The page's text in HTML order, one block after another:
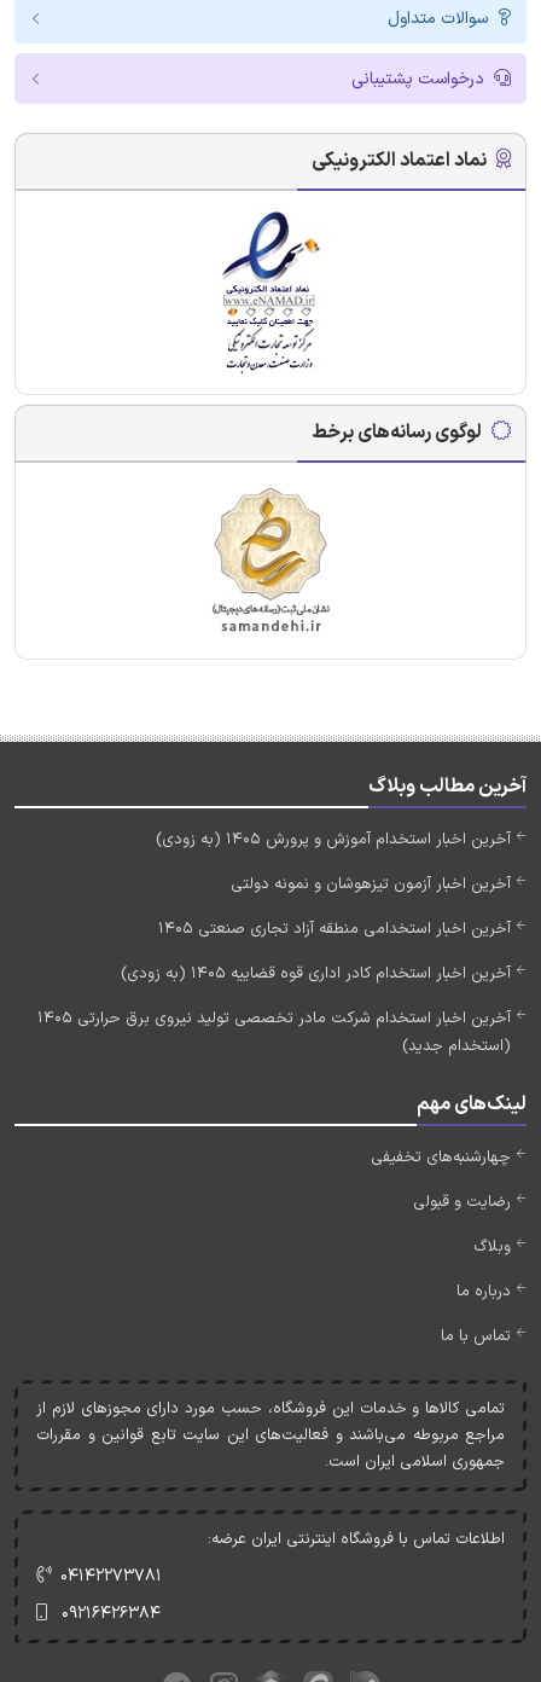
سوالات متداول
درخواست پشتیبانی
نماد اعتماد الکترونیکی
لوگوی رسانه‌های برخط
آخرین مطالب وبلاگ
آخرین اخبار استخدام آموزش و پرورش 1405 (به زودی)
آخرین اخبار آزمون تیزهوشان و نمونه دولتی
آخرین اخبار استخدامی منطقه آزاد تجاری صنعتی 1405
آخرین اخبار استخدام کادر اداری قوه قضاییه 1405 (به زودی)
آخرین اخبار استخدام شرکت مادر تخصصی تولید نیروی برق حرارتی 1405
(استخدام جدید)
لینک‌های مهم
چهارشنبه‌های تخفیفی
رضایت و قبولی
وبلاگ
درباره ما
تماس با ما
تمامی کالاها و خدمات اين فروشگاه، حسب مورد دارای مجوزهای لازم از
مراجع مربوطه می‌باشند و فعاليت‌های اين سايت تابع قوانين و مقررات
جمهوری اسلامی ايران است.
اطلاعات تماس با فروشگاه اینترنتی ایران عرضه:
۰۴۱۴۲۲۷۳۷۸۱
۰۹۲۱۶۴۲۶۳۸۴